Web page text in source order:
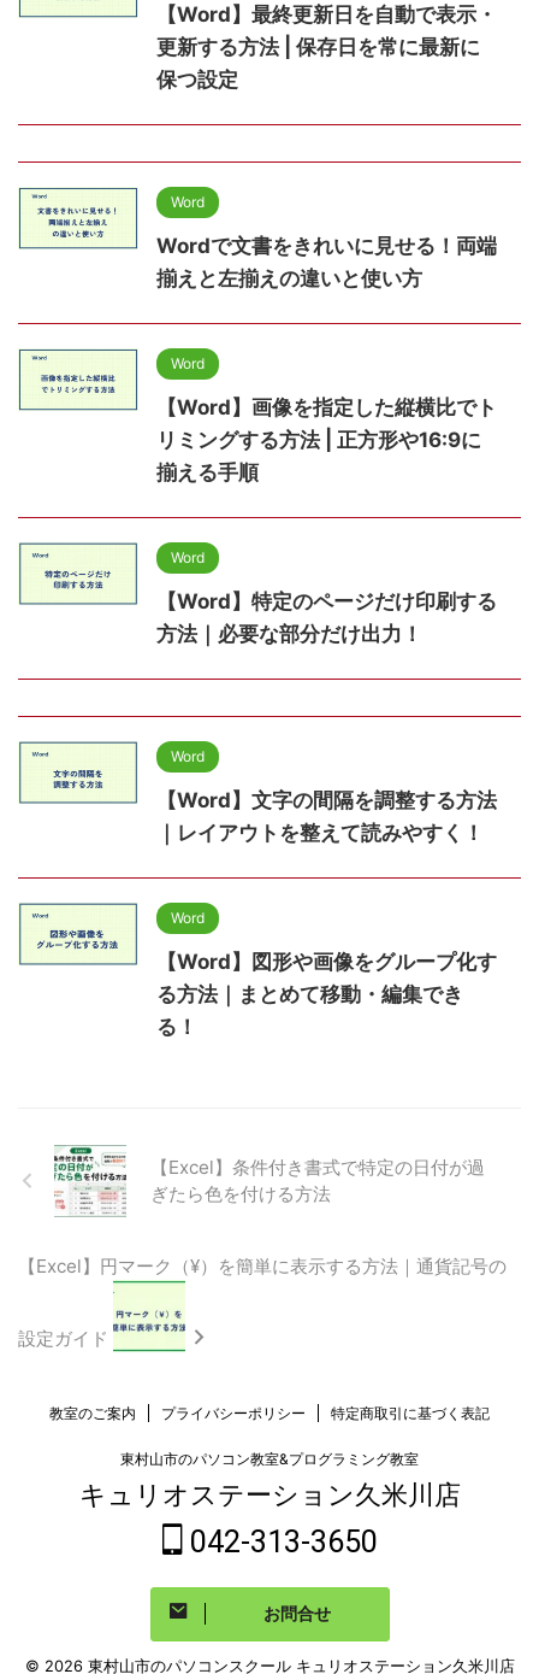
【Word】最終更新日を自動で表示・
更新する方法 | 保存日を常に最新に
保つ設定
Word
Wordで文書をきれいに見せる！両端
揃えと左揃えの違いと使い方
Word
【Word】画像を指定した縦横比でト
リミングする方法 | 正方形や16:9に
揃える手順
Word
【Word】特定のページだけ印刷する
方法｜必要な部分だけ出力！
Word
【Word】文字の間隔を調整する方法
｜レイアウトを整えて読みやすく！
Word
【Word】図形や画像をグループ化す
る方法｜まとめて移動・編集でき
る！
【Excel】条件付き書式で特定の日付が過
ぎたら色を付ける方法
【Excel】円マーク（¥）を簡単に表示する方法｜通貨記号の
設定ガイド
教室のご案内 プライバシーポリシー 特定商取引に基づく表記
東村山市のパソコン教室&プログラミング教室
キュリオステーション久米川店
042-313-3650
お問合せ
© 2026 東村山市のパソコンスクール キュリオステーション久米川店